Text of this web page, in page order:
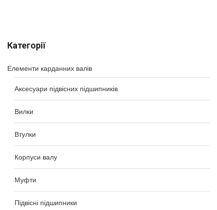
Категорії
Елементи карданних валів
Аксесуари підвісних підшипників
Вилки
Втулки
Корпуси валу
Муфти
Підвісні підшипники